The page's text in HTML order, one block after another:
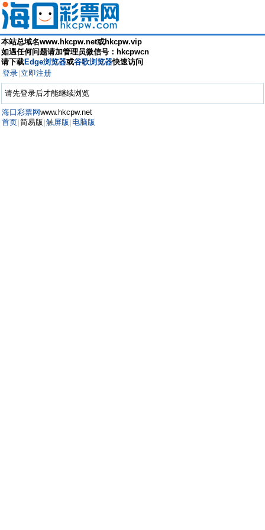
本站总域名www.hkcpw.net或hkcpw.vip
如遇任何问题请加管理员微信号：hkcpwcn
请下载Edge浏览器或谷歌浏览器快速访问
登录 立即注册
请先登录后才能继续浏览
海口彩票网www.hkcpw.net
首页 简易版 触屏版 电脑版